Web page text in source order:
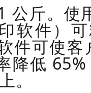
公斤。使
软件）
件可使
降低
。